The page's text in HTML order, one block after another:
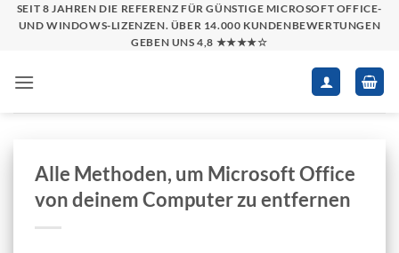
Zum
Inhalt
SEIT 8 JAHREN DIE REFERENZ FÜR GÜNSTIGE MICROSOFT OFFICE-
UND WINDOWS-LIZENZEN. ÜBER 14.000 KUNDENBEWERTUNGEN
GEBEN UNS 4,8 ★★★★☆
Alle Methoden, um Microsoft Office
von deinem Computer zu entfernen